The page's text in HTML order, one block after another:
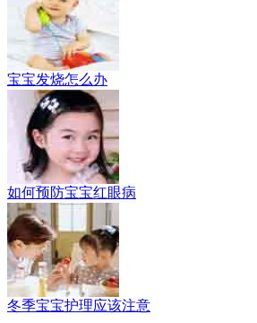
宝宝发烧怎么办
如何预防宝宝红眼病
冬季宝宝护理应该注意